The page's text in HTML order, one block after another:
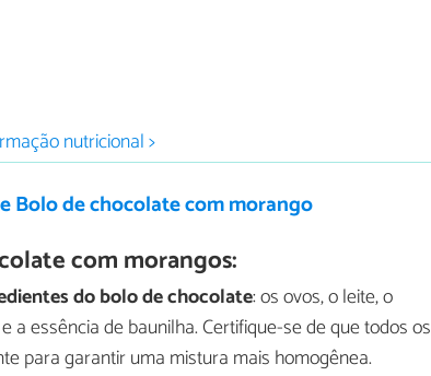
nutricional >
Bolo de chocolate com morango
com morangos:
do bolo de chocolate: os ovos, o leite, o
a essência de baunilha. Certifique-se de que todos os
para garantir uma mistura mais homogênea.